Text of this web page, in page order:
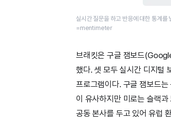
실시간 질문을 하고 반응에 대한 통계를
=mentimeter
브래킷은 구글 잼보드
했다. 셋 모두 실시간 디지털
프로그램이다. 구글 잼보드
이 유사하지만 미로는 슬랙
공동 본사를 두고 있어 유럽